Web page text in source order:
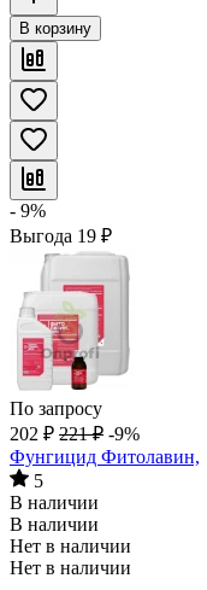
В корзину
- 9%
Выгода 19 ₽
По запросу
202 ₽ 221 ₽ -9%
Фунгицид Фитолавин,
5
В наличии
В наличии
Нет в наличии
Нет в наличии